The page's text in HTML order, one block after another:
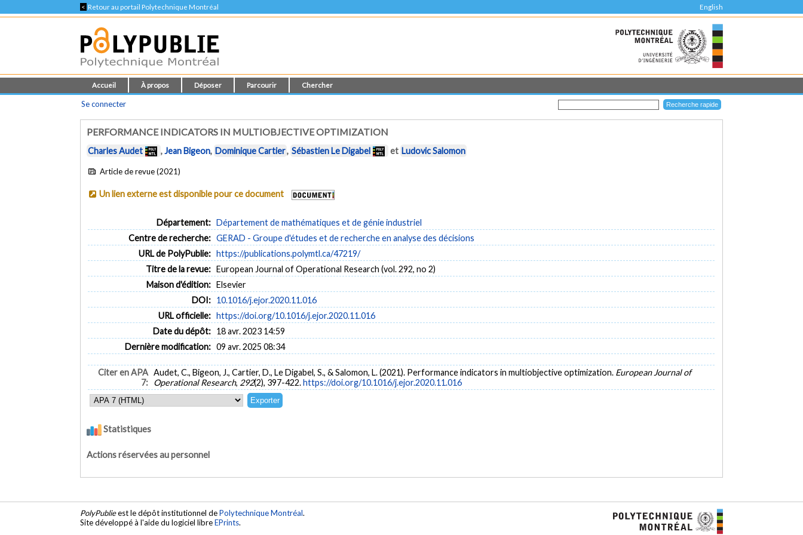
< Retour au portail Polytechnique Montréal English
Accueil À propos Déposer Parcourir Chercher
Se connecter
PERFORMANCE INDICATORS IN MULTIOBJECTIVE OPTIMIZATION
Charles Audet ,Jean Bigeon, Dominique Cartier, Sébastien Le Digabel et Ludovic Salomon
Article de revue (2021)
Un lien externe est disponible pour ce document
Département: Département de mathématiques et de génie industriel
Centre de recherche: GERAD - Groupe d'études et de recherche en analyse des décisions
URL de PolyPublie: https://publications.polymtl.ca/47219/
Titre de la revue: European Journal of Operational Research (vol. 292, no 2)
Maison d'édition: Elsevier
DOI: 10.1016/j.ejor.2020.11.016
URL officielle: https://doi.org/10.1016/j.ejor.2020.11.016
Date du dépôt: 18 avr. 2023 14:59
Dernière modification: 09 avr. 2025 08:34
Citer en APA
7:
Audet, C., Bigeon, J., Cartier, D., Le Digabel, S., & Salomon, L. (2021). Performance indicators in multiobjective optimization. European Journal of
Operational Research, 292(2), 397-422.https://doi.org/10.1016/j.ejor.2020.11.016
Statistiques
Actions réservées au personnel
PolyPublieest le dépôt institutionnel dePolytechnique Montréal.
Site développé à l'aide du logiciel libreEPrints.